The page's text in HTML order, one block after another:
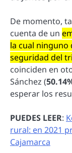
De momento,
cuenta de un
la cual ninguno
seguridad del
coinciden en
Sánchez (
esperar los
PUEDES LEER:
rural: en 2021
Cajamarca